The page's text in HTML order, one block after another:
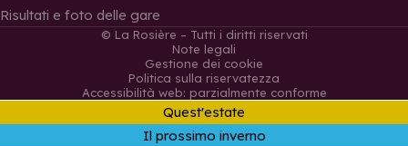
Risultati e foto delle gare
© La Rosière – Tutti i diritti riservati
Note legali
Gestione dei cookie
Politica sulla riservatezza
Accessibilità web: parzialmente conforme
Quest'estate
Il prossimo inverno